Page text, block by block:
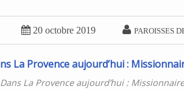
 20 octobre 2019  PAROISSES
Dans La Provence aujourd’hui :